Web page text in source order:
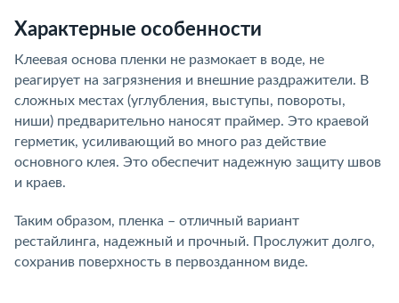
Характерные особенности
Клеевая основа пленки не размокает в воде, не
реагирует на загрязнения и внешние раздражители. В
сложных местах (углубления, выступы, повороты,
ниши) предварительно наносят праймер. Это краевой
герметик, усиливающий во много раз действие
основного клея. Это обеспечит надежную защиту швов
и краев.
Таким образом, пленка – отличный вариант
рестайлинга, надежный и прочный. Прослужит долго,
сохранив поверхность в первозданном виде.